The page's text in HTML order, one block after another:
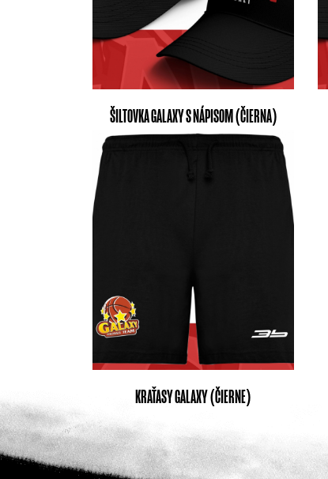
ŠILTOVKA GALAXY S NÁPISOM (ČIERNA)
KRAŤASY GALAXY (ČIERNE)